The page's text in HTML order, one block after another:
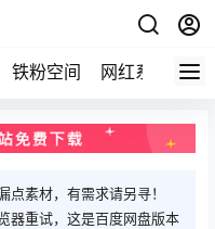
铁粉空间 网红系列 打
素材，有需求请另寻！
器重试，这是百度网盘版本